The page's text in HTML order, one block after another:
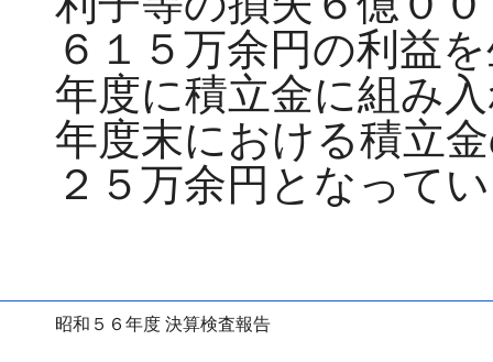
６１５万余円の利益
年度に積立金に組み
年度末における積立
２５万余円となって
昭和５６年度 決算検査報告